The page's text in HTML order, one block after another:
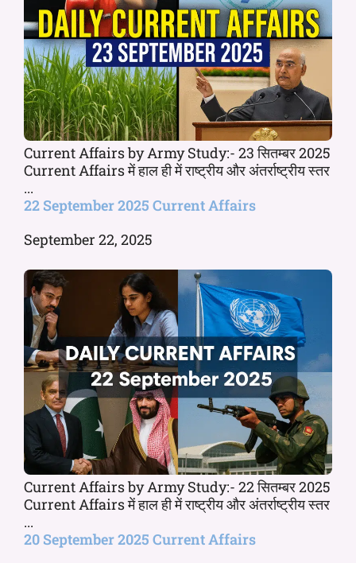
Current Affairs by Army Study:- 23 सितम्बर 2025
Current Affairs में हाल ही में राष्ट्रीय और अंतर्राष्ट्रीय स्तर
...
22 September 2025 Current Affairs
September 22, 2025
Current Affairs by Army Study:- 22 सितम्बर 2025
Current Affairs में हाल ही में राष्ट्रीय और अंतर्राष्ट्रीय स्तर
...
20 September 2025 Current Affairs